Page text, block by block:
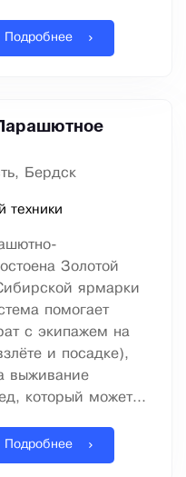
Подробнее
Бердск
техники
Золотой
ярмарки
помогает
с экипажем на
и посадке),
выживание
который может...
Подробнее